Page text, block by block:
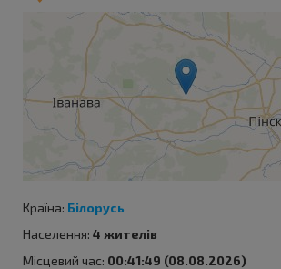
Країна: Білорусь
Населення: 4 жителів
Місцевий час: 00:41:49 (08.08.2026)